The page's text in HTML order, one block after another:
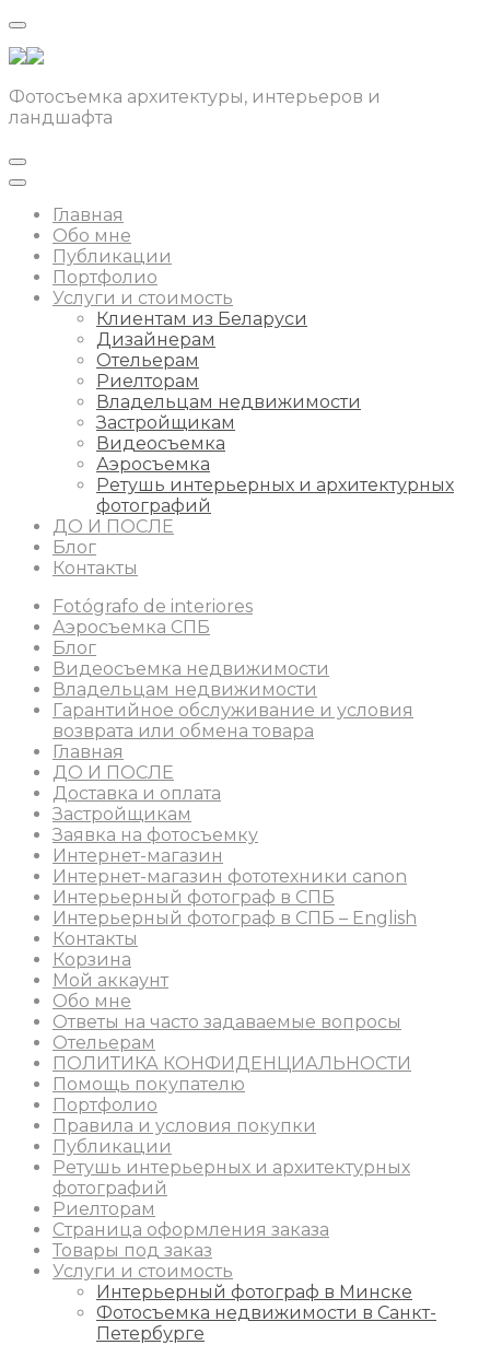
Фотосъемка архитектуры, интерьеров и
ландшафта
Главная
Обо мне
Публикации
Портфолио
Услуги и стоимость
Клиентам из Беларуси
Дизайнерам
Отельерам
Риелторам
Владельцам недвижимости
Застройщикам
Видеосъемка
Аэросъемка
Ретушь интерьерных и архитектурных
фотографий
ДО И ПОСЛЕ
Блог
Контакты
Fotógrafo de interiores
Аэросъемка СПБ
Блог
Видеосъемка недвижимости
Владельцам недвижимости
Гарантийное обслуживание и условия
возврата или обмена товара
Главная
ДО И ПОСЛЕ
Доставка и оплата
Застройщикам
Заявка на фотосъемку
Интернет-магазин
Интернет-магазин фототехники canon
Интерьерный фотограф в СПБ
Интерьерный фотограф в СПБ – English
Контакты
Корзина
Мой аккаунт
Обо мне
Ответы на часто задаваемые вопросы
Отельерам
ПОЛИТИКА КОНФИДЕНЦИАЛЬНОСТИ
Помощь покупателю
Портфолио
Правила и условия покупки
Публикации
Ретушь интерьерных и архитектурных
фотографий
Риелторам
Страница оформления заказа
Товары под заказ
Услуги и стоимость
Интерьерный фотограф в Минске
Фотосъемка недвижимости в Санкт-
Петербурге